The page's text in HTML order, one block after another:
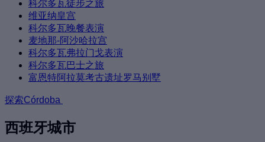
科尔多瓦徒步之旅
维亚纳皇宫
科尔多瓦晚餐表演
麦地那-阿沙哈拉宫
科尔多瓦弗拉门戈表演
科尔多瓦巴士之旅
富恩特阿拉莫考古遗址罗马别墅
探索Córdoba
西班牙城市